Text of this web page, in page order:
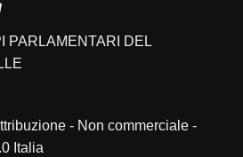
PARLAMENTARI DEL
- Non commerciale -
Italia